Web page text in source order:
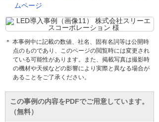
ムページ
＊ 本事例中に記載の数値、社名、固有名詞等は公開時
点のものであり、このページの閲覧時には変更され
ている可能性があります。また、掲載写真は撮影時
の機材や天候などの影響により実際と異なる場合が
あることをご了承ください。
この事例の内容をPDFでご用意しています。
（無料）